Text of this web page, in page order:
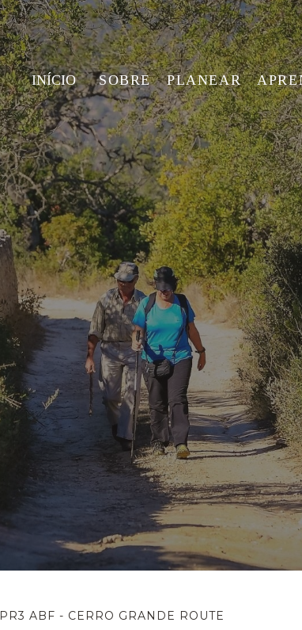
INÍCIO SOBRE PLANEAR
PR3 ABF - CERRO GRANDE ROUTE